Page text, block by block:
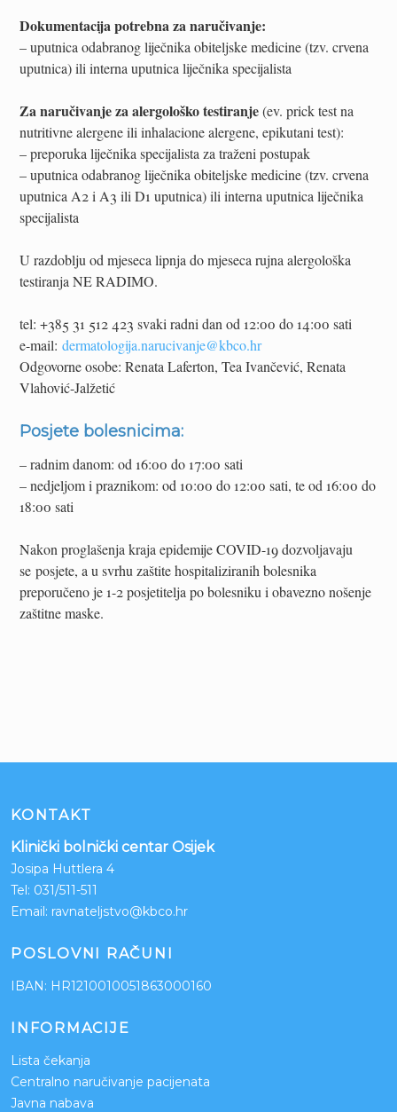
Dokumentacija potrebna za naručivanje:
– uputnica odabranog liječnika obiteljske medicine (tzv. crvena
uputnica) ili interna uputnica liječnika specijalista
Za naručivanje za alergološko testiranje(ev. prick test na
nutritivne alergene ili inhalacione alergene, epikutani test):
– preporuka liječnika specijalista za traženi postupak
– uputnica odabranog liječnika obiteljske medicine (tzv. crvena
uputnica A2 i A3 ili D1 uputnica) ili interna uputnica liječnika
specijalista
U razdoblju od mjeseca lipnja do mjeseca rujna alergološka
testiranja NE RADIMO.
tel: +385 31 512 423 svaki radni dan od 12:00 do 14:00 sati
e-mail: dermatologija.narucivanje@kbco.hr
Odgovorne osobe: Renata Laferton, Tea Ivančević, Renata
Vlahović-Jalžetić
Posjete bolesnicima:
– radnim danom: od 16:00 do 17:00 sati
– nedjeljom i praznikom: od 10:00 do 12:00 sati, te od 16:00 do
18:00 sati
Nakon proglašenja kraja epidemije COVID-19 dozvoljavaju
se posjete, a u svrhu zaštite hospitaliziranih bolesnika
preporučeno je 1-2 posjetitelja po bolesniku i obavezno nošenje
zaštitne maske.
KONTAKT
Klinički bolnički centar Osijek
Josipa Huttlera 4
Tel: 031/511-511
Email: ravnateljstvo@kbco.hr
POSLOVNI RAČUNI
IBAN: HR1210010051863000160
INFORMACIJE
Lista čekanja
Centralno naručivanje pacijenata
Javna nabava